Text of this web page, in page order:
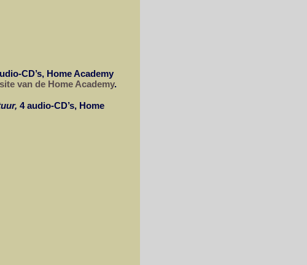
CD’s, Home Academy
van de Home Academy.
4 audio-CD’s, Home